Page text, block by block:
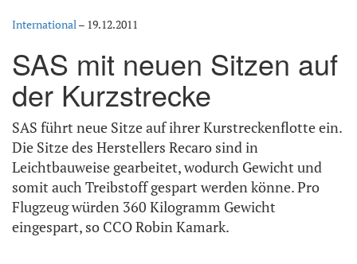
International– 19.12.2011
SAS mit neuen Sitzen auf
der Kurzstrecke
SAS führt neue Sitze auf ihrer Kurstreckenflotte ein.
Die Sitze des Herstellers Recaro sind in
Leichtbauweise gearbeitet, wodurch Gewicht und
somit auch Treibstoff gespart werden könne. Pro
Flugzeug würden 360 Kilogramm Gewicht
eingespart, so CCO Robin Kamark.